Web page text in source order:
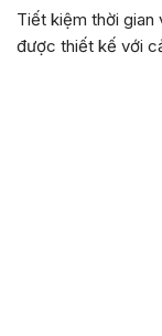
Tiết kiệm thời gian
được thiết kế với